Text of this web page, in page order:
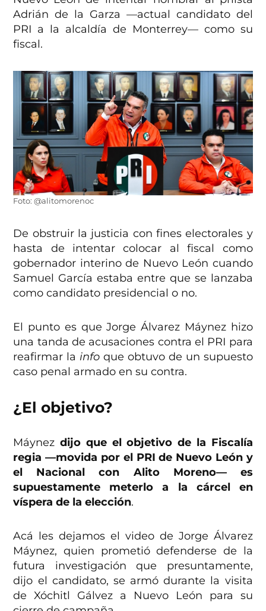
Adrián de la Garza —actual candidato del
PRI a la alcaldía de Monterrey— como su
fiscal.
Foto: @alitomorenoc
De obstruir la justicia con fines electorales y
hasta de intentar colocar al fiscal como
gobernador interino de Nuevo León cuando
Samuel García estaba entre que se lanzaba
como candidato presidencial o no.
El punto es que Jorge Álvarez Máynez hizo
una tanda de acusaciones contra el PRI para
reafirmar la info que obtuvo de un supuesto
caso penal armado en su contra.
¿El objetivo?
Máynezdijo que el objetivo de la Fiscalía
regia —movida por el PRI de Nuevo León y
el Nacional con Alito Moreno— es
supuestamente meterlo a la cárcel en
víspera de la elección.
Acá les dejamos el video de Jorge Álvarez
Máynez, quien prometió defenderse de la
futura investigación que presuntamente,
dijo el candidato, se armó durante la visita
de Xóchitl Gálvez a Nuevo León para su